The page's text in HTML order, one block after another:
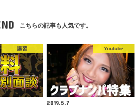
こちらの記事も人気です。
講習 Youtube
2019.5.7